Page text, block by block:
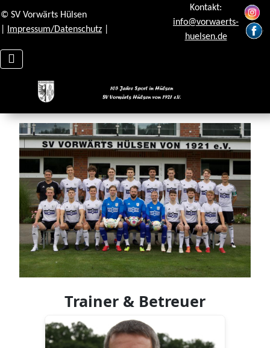
© SV Vorwärts Hülsen
Impressum/Datenschutz
Kontakt:
info@vorwaerts-
huelsen.de
Trainer & Betreuer